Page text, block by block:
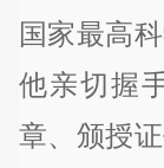
国家最高
他亲切握
章、颁授